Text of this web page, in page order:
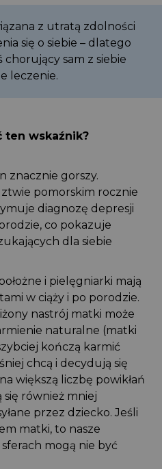
z utratą zdolności
się o siebie – dlatego
chorujący sam z siebie
leczenie.
ten wskaźnik?
znacznie gorszy.
pomorskim rocznie
diagnozę depresji
co pokazuje
dla siebie
i pielęgniarki mają
w ciąży i po porodzie.
nastrój matki może
naturalne (matki
kończą karmić
chcą i decydują się
większą liczbę powikłań
się również mniej
przez dziecko. Jeśli
matki, to nasze
mogą nie być